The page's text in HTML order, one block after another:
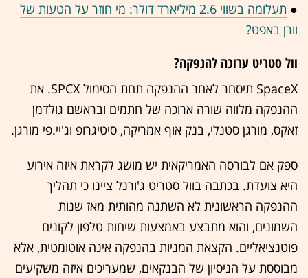
●
תעלומה בשווי 2.6 מיליארד דולר: מי חוזר על הטעות של
וורן באפט?
וול סטריט ערוכה להנפקה?
SpaceX תיסחר לאחר ההנפקה תחת הסימול SPCX. את
ההנפקה מלווה שורה ארוכה של חתמים ובראשם גולדמן
זאקס, מורגן סטנלי, בנק אוף אמריקה, סיטיגרופ וג'יי.פי מורגן.
ספק אם לבורסה האמריקאית יש מושג לקראת איזה אירוע
היא צועדת. בכתבה בוול סטריט ג'ורנל ציינו כי תהליך
ההנפקה הראשונית לא השתנה מהותית מאז שנות
השמונים, והוא מתבצע באמצעות שיחות טלפון לקונים
פוטנציאליים. הקצאת המניות בהנפקה אינה אוטומטית, אלא
מבוססת על הניסיון של הבנקאים, שמעריכים איזה משקיעים